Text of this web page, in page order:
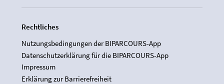
Rechtliches
Nutzungsbedingungen der BIPARCOURS-App
Datenschutzerklärung für die BIPARCOURS-App
Impressum
Erklärung zur Barrierefreiheit